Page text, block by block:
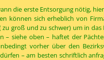
die erste Entsorgung nötig,
können sich erheblich von
groß und zu schwer) um in
– siehe oben – haftet der
vorher über den
– am besten schriftlich